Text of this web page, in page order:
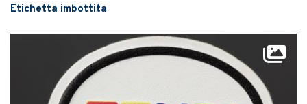
Etichetta imbottita